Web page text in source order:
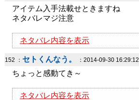
アイテム入手法載せときますね
ネタバレマジ注意
ネタバレ内容を表示
152 ： セトくんなう。 ：2014-09-30 16:29:12
ちょっと感動てき～
ネタバレ内容を表示